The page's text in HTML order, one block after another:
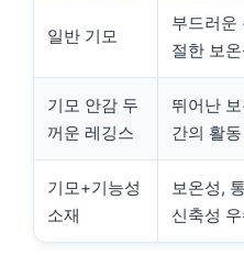
일반 기모
부드러운
절한 보온
기모 안감 두
꺼운 레깅스
뛰어난
간의 활
기모+기능성
소재
보온성,
신축성